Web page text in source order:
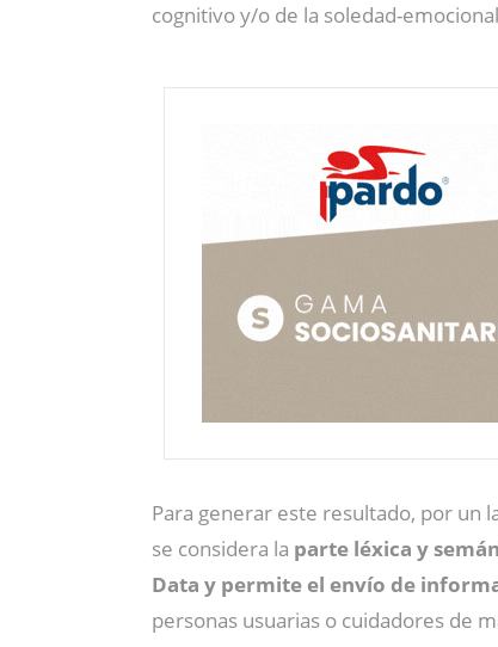
cognitivo y/o de la soledad-
Para generar este resultado, por un
se considera la parte léxica y
Data y permite el envío de
personas usuarias o cuidadores de